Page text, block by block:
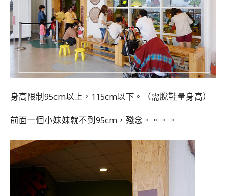
身高限制95cm以上，115cm以下。（需脫鞋量身高）
前面一個小妹妹就不到95cm，殘念。。。。